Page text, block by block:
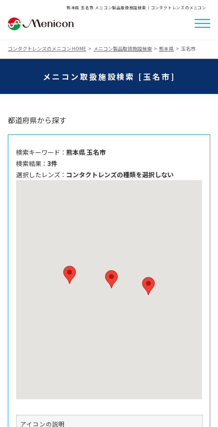
熊本県 玉名市 メニコン製品取扱施設検索│コンタクトレンズのメニコン
コンタクトレンズのメニコン HOME メニコン製品取扱施設検索 熊本県 玉名市
メニコン取扱施設検索 [玉名市]
都道府県から探す
検索キーワード ： 熊本県 玉名市
検索結果 ： 3件
選択したレンズ ： コンタクトレンズの種類を選択しない
アイコンの説明